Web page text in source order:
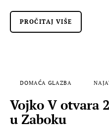
PROČITAJ VIŠE
DOMAĆA GLAZBA
Vojko V otvara
u Zaboku